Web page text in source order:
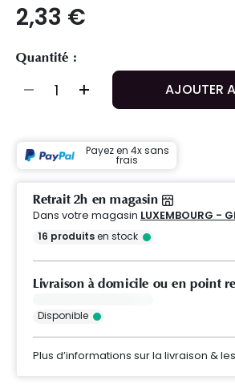
2,33 €
Quantité :
AJOUTER
Payez en 4x sans
frais
Retrait 2h en magasin
Dans votre magasin LUXEMBOURG -
16 produitsen stock
Livraison à domicile ou en point
Disponible
Plus d’informations sur la livraison &